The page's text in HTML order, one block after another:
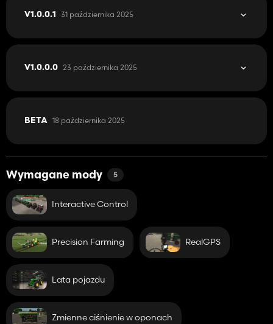
V1.0.0.1 31 października 2025
V1.0.0.0 23 października 2025
BETA 18 października 2025
Wymagane mody 5
Interactive Control
Precision Farming RealGPS
Lata pojazdu
Zmienne ciśnienie w oponach